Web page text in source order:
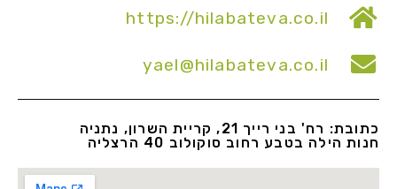
https://hilabateva.co.il
yael@hilabateva.co.il
כתובת: רח' בני רייך 21, קריית השרון, נתניה
חנות הילה בטבע רחוב סוקולוב 40 הרצליה